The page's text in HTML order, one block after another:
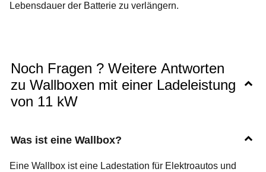
Lebensdauer der Batterie zu verlängern.
Noch Fragen ? Weitere Antworten
zu Wallboxen mit einer Ladeleistung
von 11 kW
Was ist eine Wallbox?
Eine Wallbox ist eine Ladestation für Elektroautos und